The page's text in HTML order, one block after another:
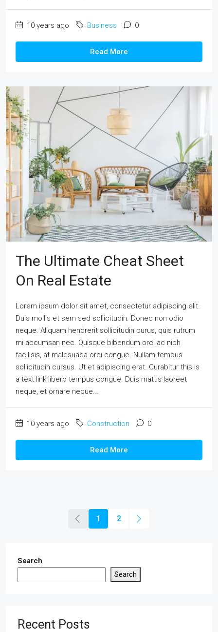
10 years ago Business 0
Read More
The Ultimate Cheat Sheet
On Real Estate
Lorem ipsum dolor sit amet, consectetur adipiscing elit.
Duis mollis et sem sed sollicitudin. Donec non odio
neque. Aliquam hendrerit sollicitudin purus, quis rutrum
mi accumsan nec. Quisque bibendum orci ac nibh
facilisis, at malesuada orci congue. Nullam tempus
sollicitudin cursus. Ut et adipiscing erat. Curabitur this is
a text link libero tempus congue. Duis mattis laoreet
neque, et ornare neque...
10 years ago Construction 0
Read More
1 2
Search
Search
Recent Posts